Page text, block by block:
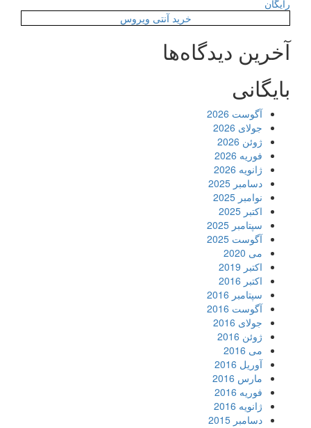
رایگان
خرید آنتی ویروس
آخرین دیدگاه‌ها
بایگانی
آگوست 2026
جولای 2026
ژوئن 2026
فوریه 2026
ژانویه 2026
دسامبر 2025
نوامبر 2025
اکتبر 2025
سپتامبر 2025
آگوست 2025
می 2020
اکتبر 2019
اکتبر 2016
سپتامبر 2016
آگوست 2016
جولای 2016
ژوئن 2016
می 2016
آوریل 2016
مارس 2016
فوریه 2016
ژانویه 2016
دسامبر 2015